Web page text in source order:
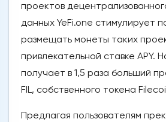
проектов
данных YeFi.one стимулирует
размещать монеты таких
привлекательной ставке APY.
получает в 1,5 раза больший
FIL, собственного токена
Предлагая пользователям